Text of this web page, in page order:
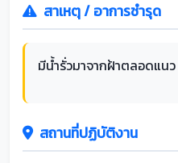
สาเหตุ / อาการชำรุด
มีน้ำรั่วมาจากฝ้าตลอดแนว
สถานที่ปฏิบัติงาน